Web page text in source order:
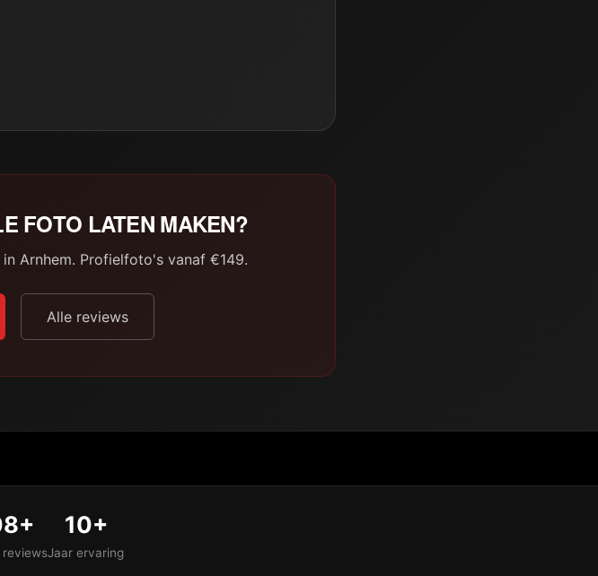
FOTO LATEN MAKEN?
Arnhem. Profielfoto's vanaf €149.
Alle reviews
reviews
10+
Jaar ervaring